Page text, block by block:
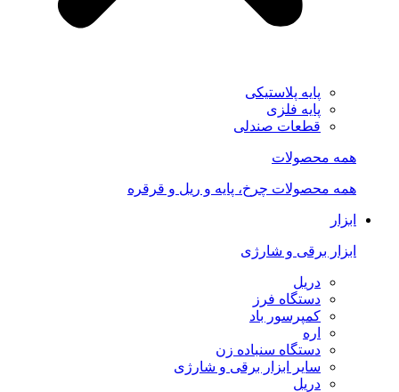
پایه پلاستیکی
پایه فلزی
قطعات صندلی
همه محصولات
همه محصولات چرخ، پایه و ریل و قرقره
ابزار
ابزار برقی و شارژی
دریل
دستگاه فرز
کمپرسور باد
اره
دستگاه سنباده زن
سایر ابزار برقی و شارژی
دریل